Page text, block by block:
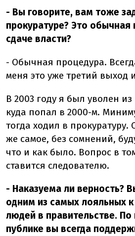
- Вы говорите, вам тоже
прокуратуре? Это обычная
сдаче власти?
- Обычная процедура.
меня это уже третий выход
В 2003 году я был уволен
куда попал в 2000-м.
тогда ходил в прокуратуру.
же самое, без сомнений,
что и как было. Вопрос в
ставится следователю.
- Наказуема ли верность?
одним из самых лояльных
людей в правительстве.
публике вы всегда